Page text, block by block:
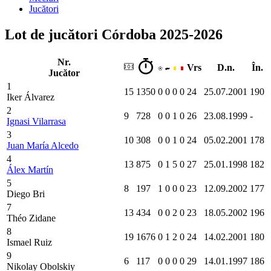
Jucători
Lot de jucători Córdoba 2025-2026
Nr.
Jucător
Vrs D.n.
În.
1
Iker Álvarez
15 1350 0 0 0 0 24 25.07.2001 190
2
Ignasi Vilarrasa
9 728 0 0 1 0 26 23.08.1999 -
3
Juan María Alcedo
10 308 0 0 1 0 24 05.02.2001 178
4
Álex Martín
13 875 0 1 5 0 27 25.01.1998 182
5
Diego Bri
8 197 1 0 0 0 23 12.09.2002 177
7
Théo Zidane
13 434 0 0 2 0 23 18.05.2002 196
8
Ismael Ruiz
19 1676 0 1 2 0 24 14.02.2001 180
9
Nikolay Obolskiy
6 117 0 0 0 0 29 14.01.1997 186